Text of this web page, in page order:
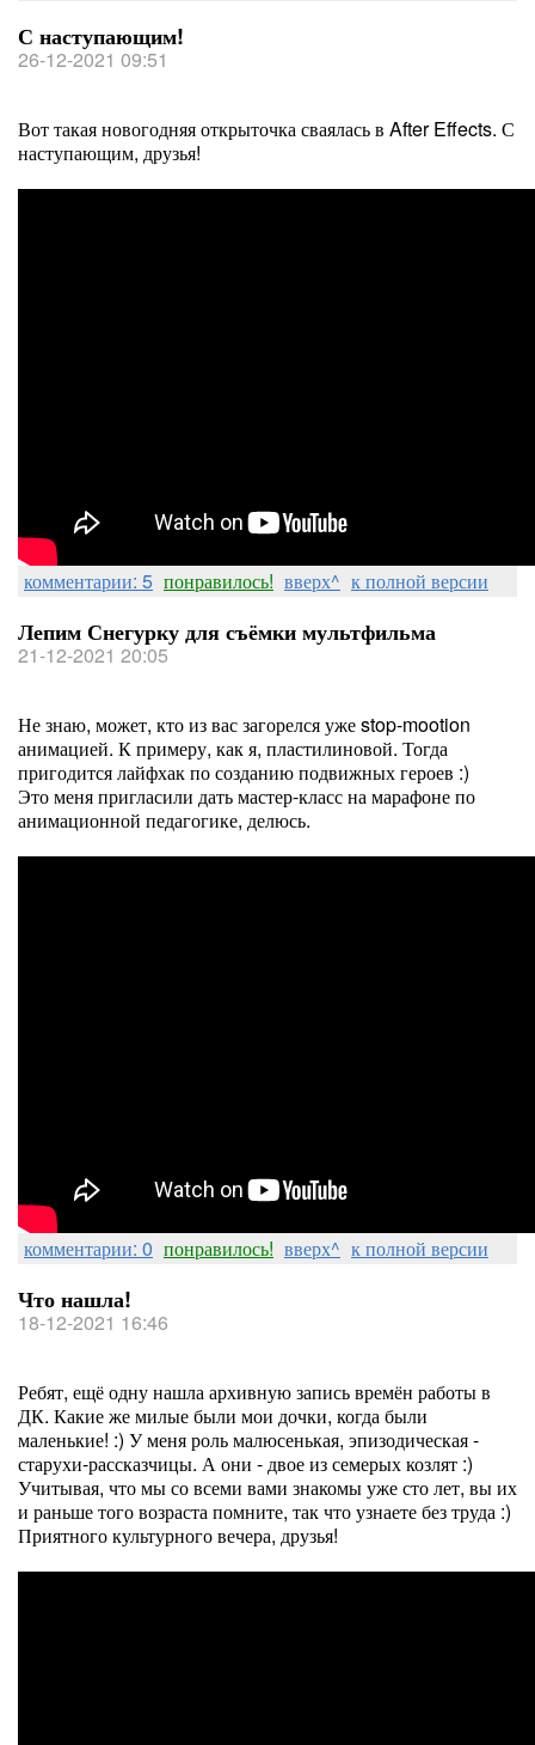
С наступающим!
26-12-2021 09:51
Вот такая новогодняя открыточка сваялась в After Effects. С
наступающим, друзья!
комментарии: 5 понравилось! вверх^ к полной версии
Лепим Снегурку для съёмки мультфильма
21-12-2021 20:05
Не знаю, может, кто из вас загорелся уже stop-mootion
анимацией. К примеру, как я, пластилиновой. Тогда
пригодится лайфхак по созданию подвижных героев :)
Это меня пригласили дать мастер-класс на марафоне по
анимационной педагогике, делюсь.
комментарии: 0 понравилось! вверх^ к полной версии
Что нашла!
18-12-2021 16:46
Ребят, ещё одну нашла архивную запись времён работы в
ДК. Какие же милые были мои дочки, когда были
маленькие! :) У меня роль малюсенькая, эпизодическая -
старухи-рассказчицы. А они - двое из семерых козлят :)
Учитывая, что мы со всеми вами знакомы уже сто лет, вы их
и раньше того возраста помните, так что узнаете без труда :)
Приятного культурного вечера, друзья!